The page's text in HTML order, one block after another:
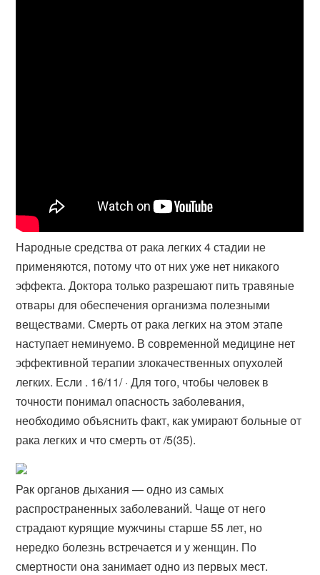
Народные средства от рака легких 4 стадии не
применяются, потому что от них уже нет никакого
эффекта. Доктора только разрешают пить травяные
отвары для обеспечения организма полезными
веществами. Смерть от рака легких на этом этапе
наступает неминуемо. В современной медицине нет
эффективной терапии злокачественных опухолей
легких. Если . 16/11/ · Для того, чтобы человек в
точности понимал опасность заболевания,
необходимо объяснить факт, как умирают больные от
рака легких и что смерть от /5(35).
Рак органов дыхания — одно из самых
распространенных заболеваний. Чаще от него
страдают курящие мужчины старше 55 лет, но
нередко болезнь встречается и у женщин. По
смертности она занимает одно из первых мест.